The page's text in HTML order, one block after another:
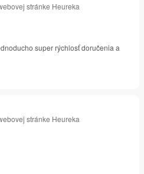
stránke Heureka
super rýchlosť doručenia a
stránke Heureka